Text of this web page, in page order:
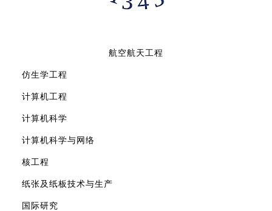
航空航天工程
仿生学工程
计算机工程
计算机科学
计算机科学与网络
核工程
纸张及纸板技术与生产
国际研究